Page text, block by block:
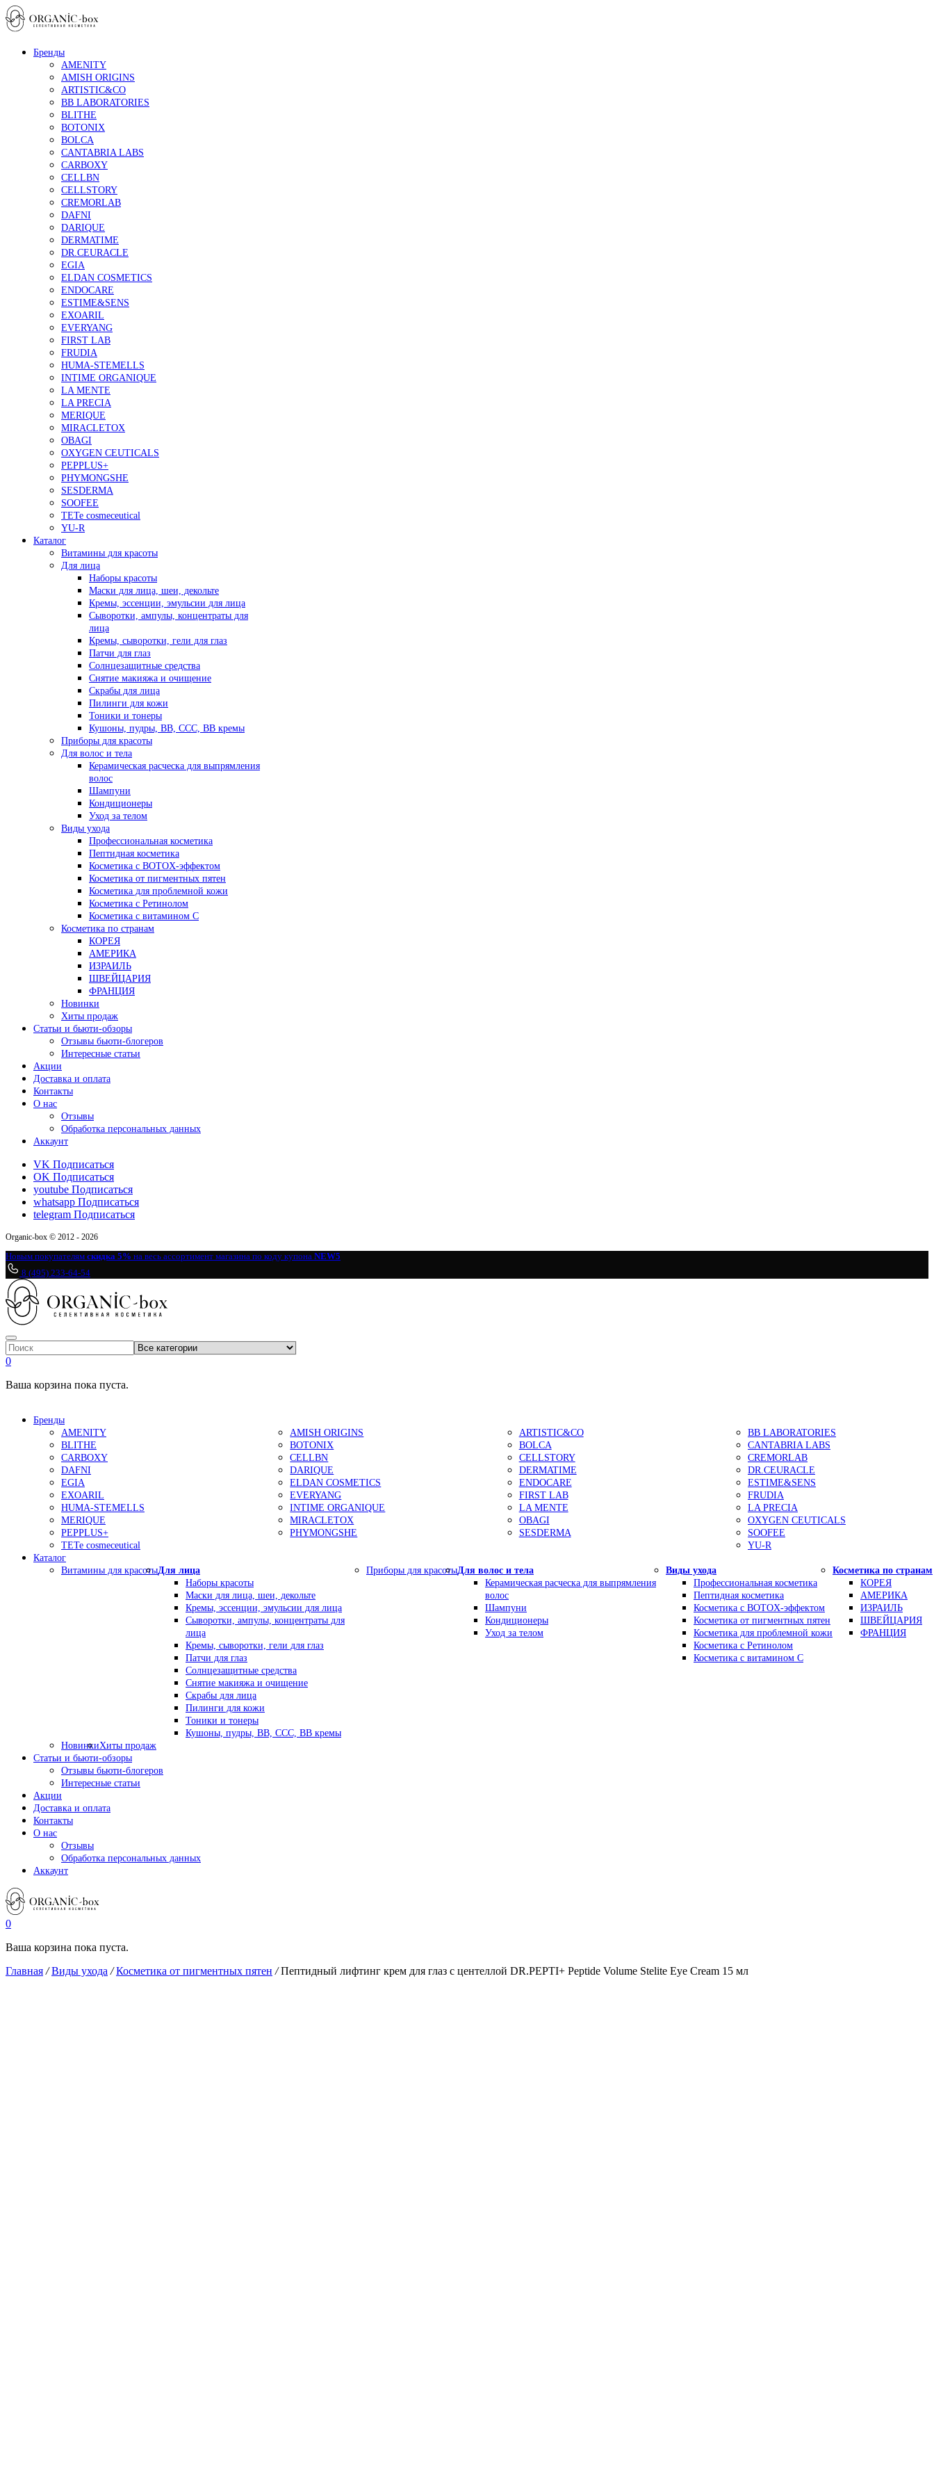
Бренды
AMENITY
AMISH ORIGINS
ARTISTIC&CO
BB LABORATORIES
BLITHE
BOTONIX
BOLCA
CANTABRIA LABS
CARBOXY
CELLBN
CELLSTORY
CREMORLAB
DAFNI
DARIQUE
DERMATIME
DR.CEURACLE
EGIA
ELDAN COSMETICS
ENDOCARE
ESTIME&SENS
EXOARIL
EVERYANG
FIRST LAB
FRUDIA
HUMA-STEMELLS
INTIME ORGANIQUE
LA MENTE
LA PRECIA
MERIQUE
MIRACLETOX
OBAGI
OXYGEN CEUTICALS
PEPPLUS+
PHYMONGSHE
SESDERMA
SOOFEE
TETe cosmeceutical
YU-R
Каталог
Витамины для красоты
Для лица
Наборы красоты
Маски для лица, шеи, декольте
Кремы, эссенции, эмульсии для лица
Сыворотки, ампулы, концентраты для
лица
Кремы, сыворотки, гели для глаз
Патчи для глаз
Солнцезащитные средства
Снятие макияжа и очищение
Скрабы для лица
Пилинги для кожи
Тоники и тонеры
Кушоны, пудры, ВВ, ССС, ВВ кремы
Приборы для красоты
Для волос и тела
Керамическая расческа для выпрямления
волос
Шампуни
Кондиционеры
Уход за телом
Виды ухода
Профессиональная косметика
Пептидная косметика
Косметика с BOTOX-эффектом
Косметика от пигментных пятен
Косметика для проблемной кожи
Косметика с Ретинолом
Косметика с витамином С
Косметика по странам
КОРЕЯ
АМЕРИКА
ИЗРАИЛЬ
ШВЕЙЦАРИЯ
ФРАНЦИЯ
Новинки
Хиты продаж
Статьи и бьюти-обзоры
Отзывы бьюти-блогеров
Интересные статьи
Акции
Доставка и оплата
Контакты
О нас
Отзывы
Обработка персональных данных
Аккаунт
VK Подписаться
OK Подписаться
youtube Подписаться
whatsapp Подписаться
telegram Подписаться
Organic-box © 2012 - 2026
Новым покупателям скидка 5% на весь ассортимент магазина по коду купона NEW5
8 (495) 233-64-54
0
Ваша корзина пока пуста.
Бренды
AMENITY
AMISH ORIGINS ARTISTIC&CO
BB LABORATORIES
BLITHE
BOTONIX BOLCA
CANTABRIA LABS
CARBOXY
CELLBN CELLSTORY
CREMORLAB
DAFNI
DARIQUE DERMATIME
DR.CEURACLE
EGIA
ELDAN COSMETICS ENDOCARE
ESTIME&SENS
EXOARIL
EVERYANG FIRST LAB
FRUDIA
HUMA-STEMELLS
INTIME ORGANIQUE LA MENTE
LA PRECIA
MERIQUE
MIRACLETOX OBAGI
OXYGEN CEUTICALS
PEPPLUS+
PHYMONGSHE SESDERMA
SOOFEE
TETe cosmeceutical
YU-R
Каталог
Витамины для красотыДля лица
Наборы красоты
Маски для лица, шеи, декольте
Кремы, эссенции, эмульсии для лица
Сыворотки, ампулы, концентраты для
лица
Кремы, сыворотки, гели для глаз
Патчи для глаз
Солнцезащитные средства
Снятие макияжа и очищение
Скрабы для лица
Пилинги для кожи
Тоники и тонеры
Кушоны, пудры, ВВ, ССС, ВВ кремы
Приборы для красотыДля волос и тела
Керамическая расческа для выпрямления
волос
Шампуни
Кондиционеры
Уход за телом
Виды ухода
Профессиональная косметика
Пептидная косметика
Косметика с BOTOX-эффектом
Косметика от пигментных пятен
Косметика для проблемной кожи
Косметика с Ретинолом
Косметика с витамином С
Косметика по странам
КОРЕЯ
АМЕРИКА
ИЗРАИЛЬ
ШВЕЙЦАРИЯ
ФРАНЦИЯ
НовинкиХиты продаж
Статьи и бьюти-обзоры
Отзывы бьюти-блогеров
Интересные статьи
Акции
Доставка и оплата
Контакты
О нас
Отзывы
Обработка персональных данных
Аккаунт
0
Ваша корзина пока пуста.
Главная /Виды ухода /Косметика от пигментных пятен /Пептидный лифтинг крем для глаз с центеллой DR.PEPTI+ Peptide Volume Stelite Eye Cream 15 мл